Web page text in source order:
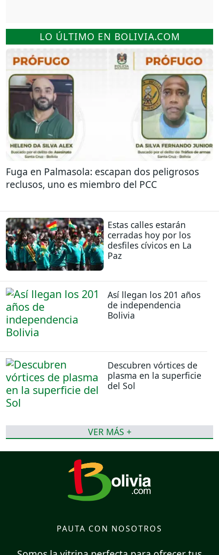
LO ÚLTIMO EN BOLIVIA.COM
Fuga en Palmasola: escapan dos peligrosos
reclusos, uno es miembro del PCC
Estas calles estarán
cerradas hoy por los
desfiles cívicos en La
Paz
Así llegan los 201 años
de independencia
Bolivia
Descubren vórtices de
plasma en la superficie
del Sol
VER MÁS +
PAUTA CON NOSOTROS